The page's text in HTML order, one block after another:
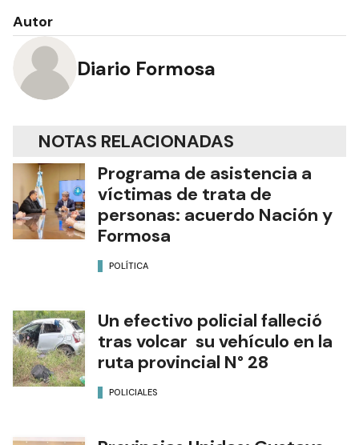
Autor
Diario Formosa
NOTAS RELACIONADAS
Programa de asistencia a
víctimas de trata de
personas: acuerdo Nación y
Formosa
POLÍTICA
Un efectivo policial falleció
tras volcar su vehículo en la
ruta provincial N° 28
POLICIALES